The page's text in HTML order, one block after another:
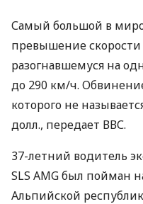
Самый большой в
превышение
разогнавшемуся на
до 290 км/ч.
которого не
долл., передает ВВС.
37-летний водитель
SLS AMG был пойман
Альпийской